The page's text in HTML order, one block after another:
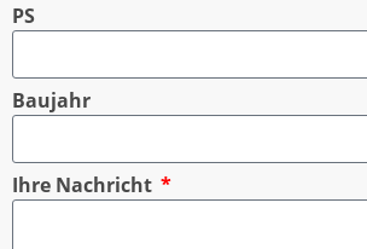
PS
Baujahr
Ihre Nachricht